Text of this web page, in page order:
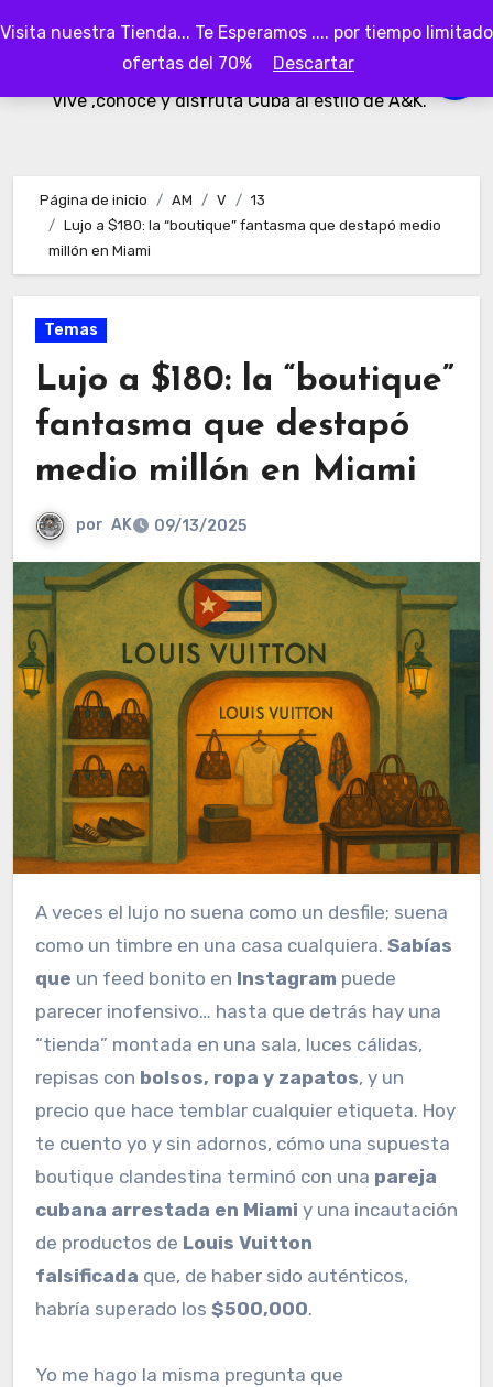
Visita nuestra Tienda... Te Esperamos .... por tiempo limitado
ofertas del 70%
Descartar
al
AKubaa
Vive ,conoce y disfruta Cuba al estilo de A&K.
Página de inicio AM V
13
Lujo a $180: la “boutique” fantasma que destapó medio
millón en Miami
Temas
Lujo a $180: la “boutique”
fantasma que destapó
medio millón en Miami
por AK 09/13/2025
A veces el lujo no suena como un desfile; suena
como un timbre en una casa cualquiera. Sabías
que un feed bonito en Instagram puede
parecer inofensivo… hasta que detrás hay una
“tienda” montada en una sala, luces cálidas,
repisas con bolsos, ropa y zapatos, y un
precio que hace temblar cualquier etiqueta. Hoy
te cuento yo y sin adornos, cómo una supuesta
boutique clandestina terminó con una pareja
cubana arrestada en Miami y una incautación
de productos de Louis Vuitton
falsificada que, de haber sido auténticos,
habría superado los $500,000.
Yo me hago la misma pregunta que